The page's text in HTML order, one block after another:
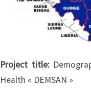
Project title:
Health « DEMSAN »